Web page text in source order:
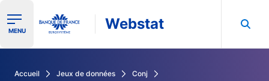
Ouvrir le menu de navigation
MENU Webstat
Accueil Jeux de données
Conj